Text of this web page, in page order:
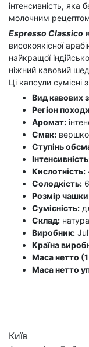
інтенсивність, яка
молочним
Espresso Classico
високоякісної
найкращої
ніжний кавовий
Ці капсули сумісні
Вид кавових
Регіон
Аромат:
Смак:
Ступінь
Кислотність:
Солодкість:
Розмір
Сумісність:
Склад:
Виробник:
Країна
Маса нетто
Маса нетто
Київ